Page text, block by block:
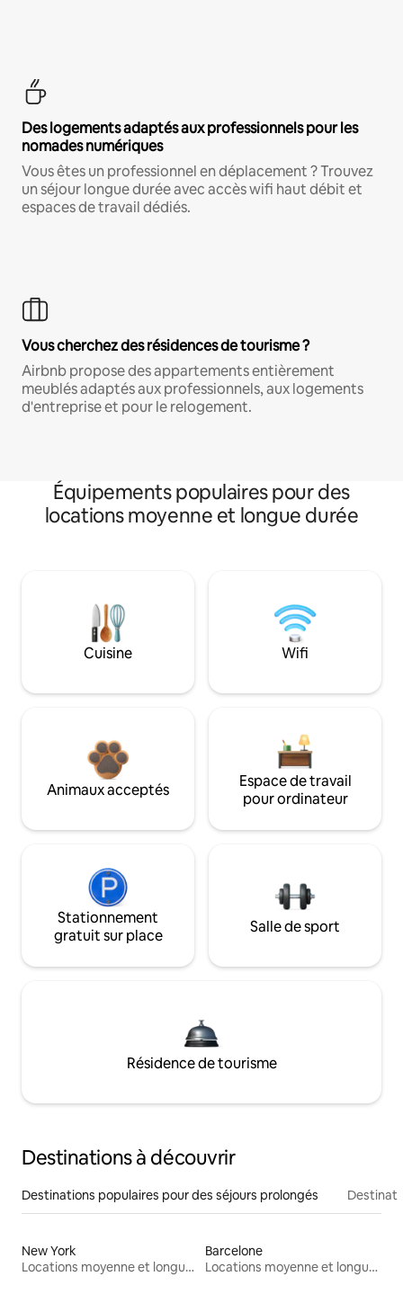
Des logements adaptés aux professionnels pour les
nomades numériques
Vous êtes un professionnel en déplacement ? Trouvez
un séjour longue durée avec accès wifi haut débit et
espaces de travail dédiés.
Vous cherchez des résidences de tourisme ?
Airbnb propose des appartements entièrement
meublés adaptés aux professionnels, aux logements
d'entreprise et pour le relogement.
Équipements populaires pour des
locations moyenne et longue durée
Cuisine Wifi
Animaux acceptés
Espace de travail
pour ordinateur
Stationnement
gratuit sur place
Salle de sport
Résidence de tourisme
Destinations à découvrir
Destinations populaires pour des séjours prolongés
New York
Locations moyenne et longue durée
Barcelone
Locations moyenne et longue durée